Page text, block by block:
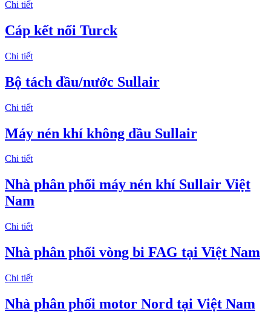
Chi tiết
Cáp kết nối Turck
Chi tiết
Bộ tách dầu/nước Sullair
Chi tiết
Máy nén khí không dầu Sullair
Chi tiết
Nhà phân phối máy nén khí Sullair Việt
Nam
Chi tiết
Nhà phân phối vòng bi FAG tại Việt Nam
Chi tiết
Nhà phân phối motor Nord tại Việt Nam